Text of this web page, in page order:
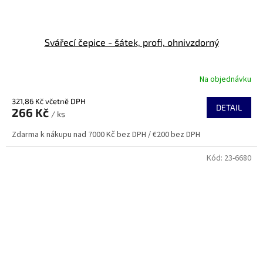
Svářecí čepice - šátek, profi, ohnivzdorný
Na objednávku
321,86 Kč včetně DPH
266 Kč / ks
DETAIL
Zdarma k nákupu nad 7000 Kč bez DPH / €200 bez DPH
Kód: 23-6680